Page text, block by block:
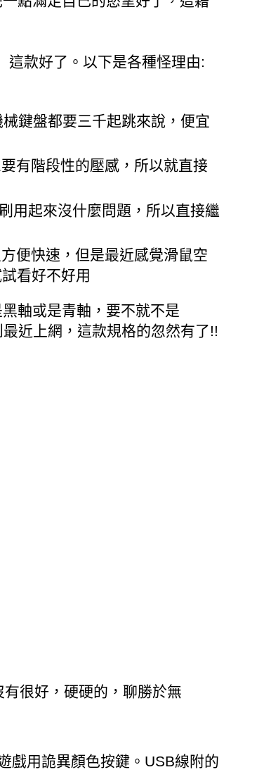
這款好了。以下是各種怪理由:
鍵盤都要三千起跳來說，便宜
有階段性的壓感，所以就直接
用起來沒什麼問題，所以直接繼
便快速，但是最近感覺滑鼠空
看好不好用
軸或是青軸，要不就不是
近上網，這款規格的忽然有了!!
很好，硬硬的，聊勝於無
戲用詭異顏色按鍵。USB線附的